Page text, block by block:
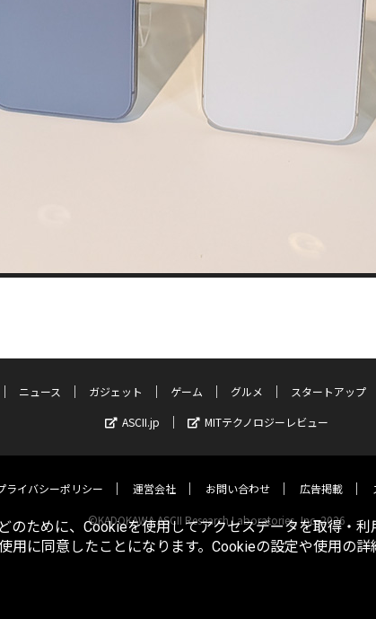
ニュース ガジェット ゲーム グルメ スタートアップ
ASCII.jp
MITテクノロジーレビュー
ライバシーポリシー 運営会社 お問い合わせ 広告掲載
©KADOKAWA ASCII Research Laboratories, Inc. 2026
のために、Cookieを使用してアクセスデータを取得・利
用に同意したことになります。Cookieの設定や使用の